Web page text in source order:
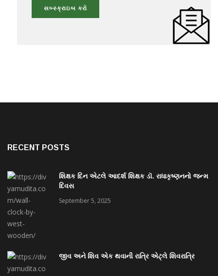
RECENT POSTS
શિક્ષક દિન એટલે આદર્શ શિક્ષક ડૉ. રાધાકૃષ્ણનનો જન્મ
દિવસ
September 5, 2025
જીવ અને શિવ એક થવાની રાત્રિ એટ્લે શિવરાત્રિ